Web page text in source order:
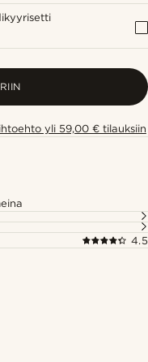
yli 59,00 € tilauksiin
4.5